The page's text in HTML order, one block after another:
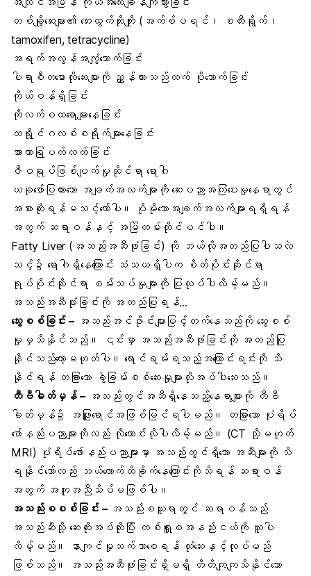
တစ်ချို့ဆေးများ၏ ဘေးထွက်ဆိုးကျိုး (အက်စ်ပရင်၊ စတီးရွိုက်၊
tamoxifen, tetracycline)
အရက်အလွန်အကျွံသောက်ခြင်း
ပါရာစီတမောလိုဆေးများကို ညွှန်ထားသည်ထက် ပိုသောက်ခြင်း
ကိုယ်ဝန် ရှိခြင်း
ကိုလက်စထရောများနေခြင်း
ထရွိုင်ဂလစ်စရိုက်များနေခြင်း
အာဟာရြ ပတ်လတ်ခြင်း
ဇီဝရုပ်ဖြစ်ပျက်မှုဆိုင်ရာ ရောဂါ
ယခုဖော်ပြထားသော အချက်အလက်များကို ဆေးပညာအကြံပေးမှုနေရာတွင်
အစားထိုးရန်မသင့်တော်ပါ။ ပိုမိုသောအချက်အလက်များရရှိရန်
အတွက် ဆရာဝန်နှင့် အမြဲတမ်းတိုင်ပင်ပါ။
Fatty Liver (အသည်းအဆီဖုံးခြင်း) ကို ဘယ်လိုအတည်ပြုပါသလဲ
သင့်၌ ရောဂါရှိနေကြောင်း သံသယရှိပါက စိတ်ပိုင်းဆိုင်ရာ
ရုပ်ပိုင်းဆိုင်ရာ စမ်းသပ်မှုများကို ပြုလုပ်ပါလိမ့်မည်။
အသည်းအဆီဖုံးခြင်းကို အတည်ပြုရန်…
သွေးစစ်ခြင်း –အသည်းအင်ဇိုင်းများမြင့်တက်နေသည်ကို သွေးစစ်
မှုမှသိနိုင်သည်။ ၎င်းမှာ အသည်းအဆီဖုံးခြင်းကို အတည်ပြု
နိုင်သည်တော့မဟုတ်ပါ။ ရောင်ရမ်းရသည့်အကြောင်းရင်းကို သိ
နိုင်ရန် တခြားသော ခွဲခြမ်းစစ်ဆေးမှုများလိုအပ်ပါသေးသည်။
တီဗီဓါတ်မှန် –အသည်းတွင်အဆီရှိနေသည့်နေရာများကို တီဗီ
ဓါတ်မှန်၌ အဖြူရောင်အဖြစ်မြင်ရပါမည်။ တခြားသော ပုံရိပ်
ဖော်နည်းပညာများကိုလည်း လိုကောင်းလိုပါလိမ့်မည်။ (CT သို့မဟုတ်
MRI) ပုံရိပ်ဖော်နည်းပညာများမှာ အသည်းတွင်ရှိသော အဆီများကို သိ
ရနိုင်သော်လည်း ဘယ်လောက်ထိခိုက်နေကြောင်းကိုသိရန် ဆရာဝန်
အတွက် အကူအညီသိပ်မဖြစ်ပါ။
အသည်းစစစ်ခြင်း–အသည်းစယူရာတွင် ဆရာဝန်သည်
အသည်းဆီသို့ ဆေးထိုးအပ်ထိုးပြီး တစ်ရှူးစ အနည်းငယ်ကို ယူပါ
လိမ့်မည်။
နာကျင်မှု သက်သာစေရန် ထုံဆေးနှင့်လုပ်မည်
ဖြစ်သည်။ အသည်းအဆီဖုံးခြင်းရှိမရှိ တိတိကျကျသိနိုင်သော